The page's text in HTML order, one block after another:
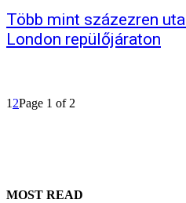
Több mint százezren
London repülőjáraton
1 2Page 1 of 2
MOST READ